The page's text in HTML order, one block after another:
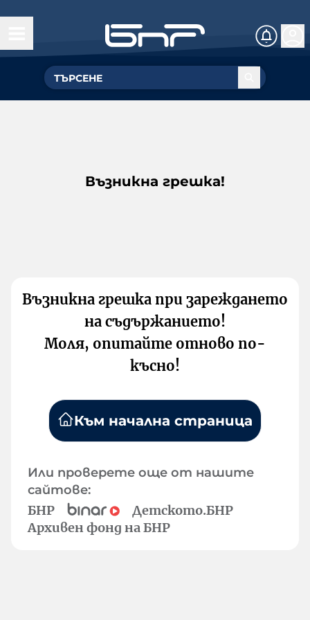
Възникна грешка!
Възникна грешка при зареждането
на съдържанието!
Моля, опитайте отново по-
късно!
Към начална страница
Или проверете още от нашите
сайтове:
БНР
Детското.БНР
Архивен фонд на БНР